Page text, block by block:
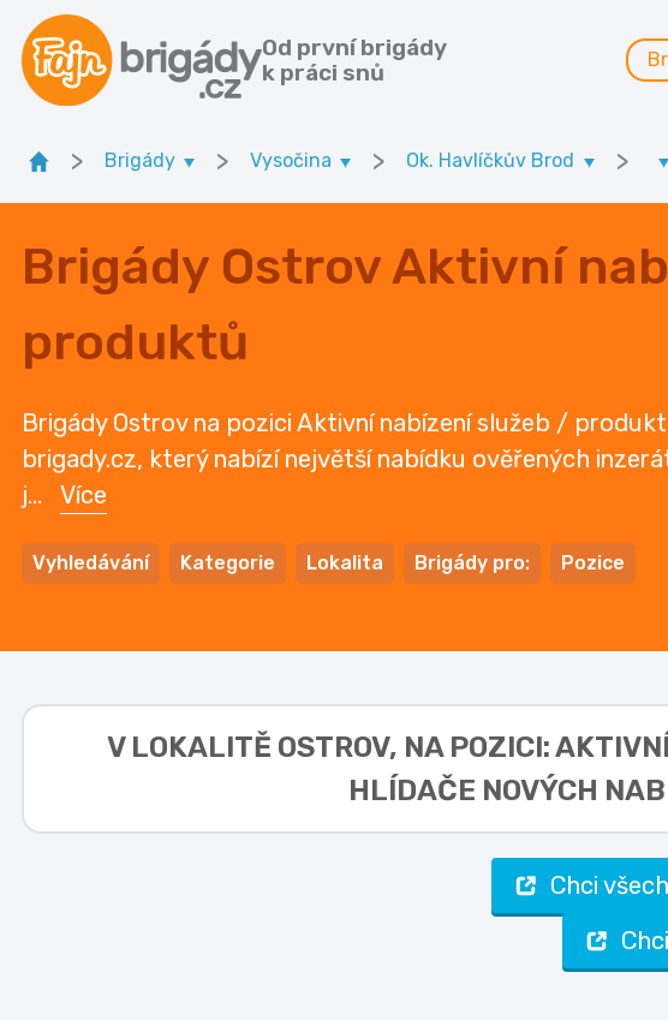
Od první brigády
k práci snů
> Brigády > Vysočina > Ok. Havlíčkův Brod >
Brigády Ostrov Aktivní
produktů
Brigády Ostrov na pozici Aktivní nabízení služeb /
brigady.cz, který nabízí největší nabídku ověřených
j... Více
Vyhledávání Kategorie Lokalita Brigády pro: Pozice
V LOKALITĚ OSTROV, NA POZICI:
HLÍDAČE NOVÝCH
Chci